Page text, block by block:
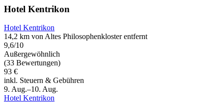
Hotel Kentrikon
Hotel Kentrikon
14,2 km von Altes Philosophenkloster entfernt
9,6/10
Außergewöhnlich
(33 Bewertungen)
93 €
inkl. Steuern & Gebühren
9. Aug.–10. Aug.
Hotel Kentrikon